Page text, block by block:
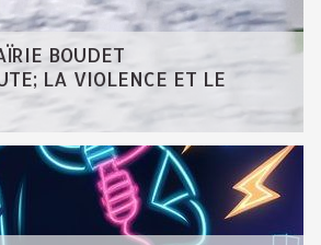
BOUDET
LA VIOLENCE ET LE